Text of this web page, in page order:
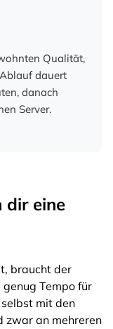
Qualität,
dauert
danach
Server.
dir eine
braucht der
Tempo für
mit den
zwar an mehreren